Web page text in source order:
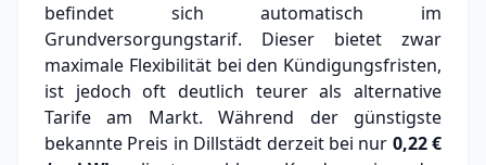
befindet sich automatisch im
Grundversorgungstarif. Dieser bietet zwar
maximale Flexibilität bei den Kündigungsfristen,
ist jedoch oft deutlich teurer als alternative
Tarife am Markt.Während der günstigste
bekannte Preis in Dillstädt derzeit bei nur 0,22 €